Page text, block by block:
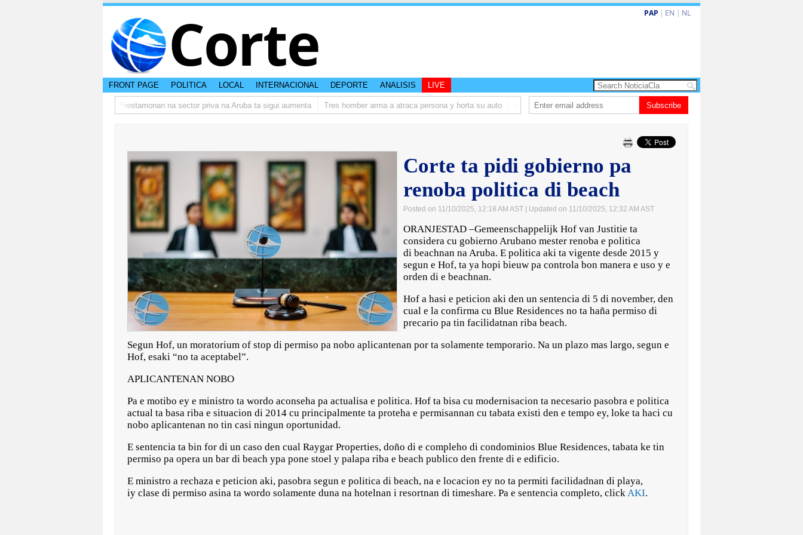
Corte PAP | EN | NL
FRONT PAGE POLITICA LOCAL INTERNACIONAL DEPORTE ANALISIS LIVE
Prestamonan na sector priva na Aruba ta sigui aumenta Tres homber arma a atraca persona y horta su auto Ombudsman ta bishita barionan pa atende kehonan di ciudadano
Subscribe
Corte ta pidi gobierno pa
renoba politica di beach
Posted on 11/10/2025, 12:18 AM AST | Updated on 11/10/2025, 12:32 AM AST
ORANJESTAD –Gemeenschappelijk Hof van Justitie ta
considera cu gobierno Arubano mester renoba e politica
di beachnan na Aruba. E politica aki ta vigente desde 2015 y
segun e Hof, ta ya hopi bieuw pa controla bon manera e uso y e
orden di e beachnan.
Hof a hasi e peticion aki den un sentencia di 5 di november, den
cual e la confirma cu Blue Residences no ta haña permiso di
precario pa tin facilidatnan riba beach.
Segun Hof, un moratorium of stop di permiso pa nobo aplicantenan por ta solamente temporario. Na un plazo mas largo, segun e
Hof, esaki “no ta aceptabel”.
APLICANTENAN NOBO
Pa e motibo ey e ministro ta wordo aconseha pa actualisa e politica. Hof ta bisa cu modernisacion ta necesario pasobra e politica
actual ta basa riba e situacion di 2014 cu principalmente ta proteha e permisannan cu tabata existi den e tempo ey, loke ta haci cu
nobo aplicantenan no tin casi ningun oportunidad.
E sentencia ta bin for di un caso den cual Raygar Properties, doño di e compleho di condominios Blue Residences, tabata ke tin
permiso pa opera un bar di beach ypa pone stoel y palapa riba e beach publico den frente di e edificio.
E ministro a rechaza e peticion aki, pasobra segun e politica di beach, na e locacion ey no ta permiti facilidadnan di playa,
iy clase di permiso asina ta wordo solamente duna na hotelnan i resortnan di timeshare. Pa e sentencia completo, clickAKI.